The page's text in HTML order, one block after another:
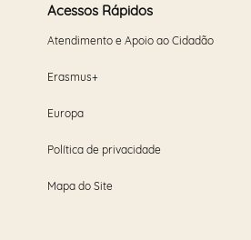
Acessos Rápidos
Atendimento e Apoio ao Cidadão
Erasmus+
Europa
Política de privacidade
Mapa do Site